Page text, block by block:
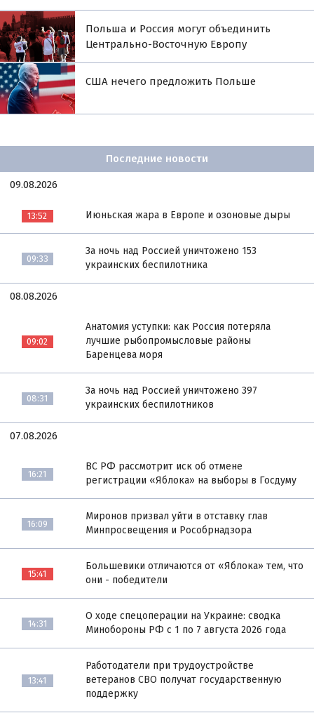
Польша и Россия могут объединить
Центрально-Восточную Европу
США нечего предложить Польше
Последние новости
09.08.2026
13:52 Июньская жара в Европе и озоновые дыры
09:33
За ночь над Россией уничтожено 153
украинских беспилотника
08.08.2026
09:02
Анатомия уступки: как Россия потеряла
лучшие рыбопромысловые районы
Баренцева моря
08:31
За ночь над Россией уничтожено 397
украинских беспилотников
07.08.2026
16:21
ВС РФ рассмотрит иск об отмене
регистрации «Яблока» на выборы в Госдуму
16:09
Миронов призвал уйти в отставку глав
Минпросвещения и Рособрнадзора
15:41
Большевики отличаются от «Яблока» тем, что
они - победители
14:31
О ходе спецоперации на Украине: сводка
Минобороны РФ с 1 по 7 августа 2026 года
13:41
Работодатели при трудоустройстве
ветеранов СВО получат государственную
поддержку